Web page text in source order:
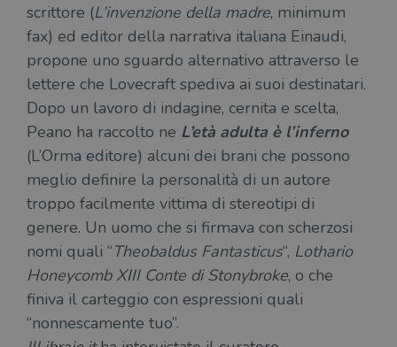
scrittore (L’invenzione della madre, minimum
fax) ed editor della narrativa italiana Einaudi,
propone uno sguardo alternativo attraverso le
lettere che Lovecraft spediva ai suoi destinatari.
Dopo un lavoro di indagine, cernita e scelta,
Peano ha raccolto ne L’età adulta è l’inferno
(L’Orma editore) alcuni dei brani che possono
meglio definire la personalità di un autore
troppo facilmente vittima di stereotipi di
genere. Un uomo che si firmava con scherzosi
nomi quali “Theobaldus Fantasticus“, Lothario
Honeycomb XIII Conte di Stonybroke, o che
finiva il carteggio con espressioni quali
“nonnescamente tuo”.